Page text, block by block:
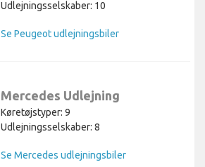
Udlejningsselskaber: 10
Se Peugeot udlejningsbiler
Mercedes Udlejning
Køretøjstyper: 9
Udlejningsselskaber: 8
Se Mercedes udlejningsbiler